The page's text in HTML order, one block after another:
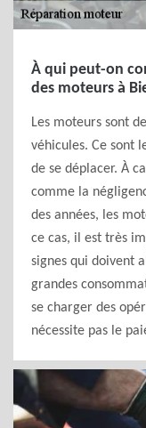
À qui peut-on
des moteurs à
Les moteurs sont
véhicules. Ce sont
de se déplacer. À
comme la
des années, les
ce cas, il est très
signes qui doivent
grandes
se charger des
nécessite pas le